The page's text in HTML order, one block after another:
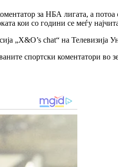
за НБА лигата, а потоа
кои со години се меѓу
„X&O’s chat“ на Телевизија
спортски коментатори во